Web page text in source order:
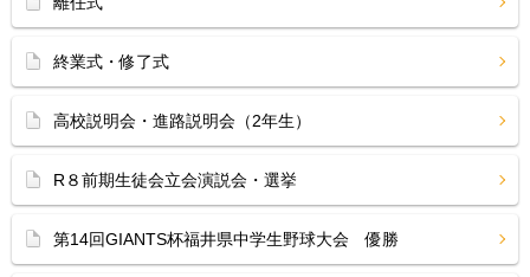
終業式・修了式
高校説明会・進路説明会（2年生）
R８前期生徒会立会演説会・選挙
第14回GIANTS杯福井県中学生野球大会 優勝